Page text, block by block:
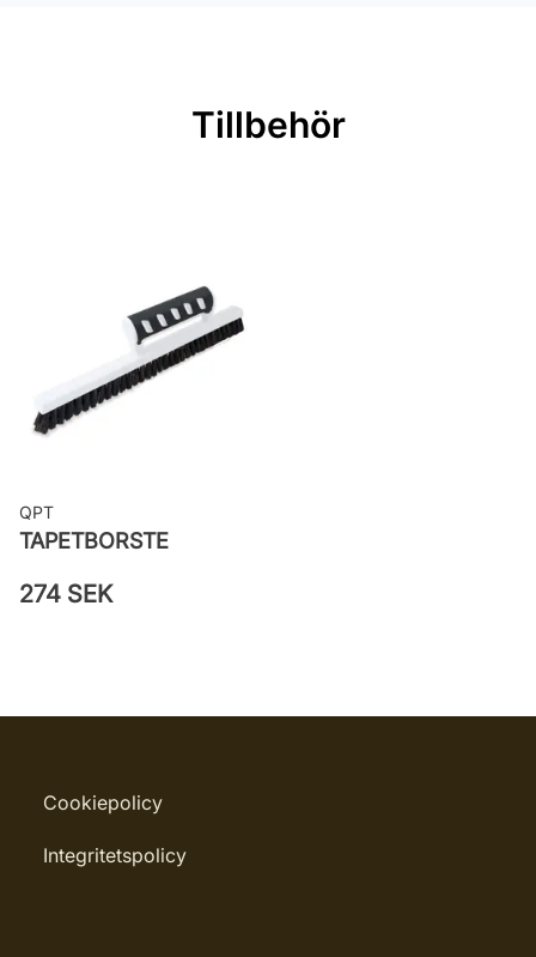
Rullängd: 10,05 m
väggen
Leverantörens artikelnummer: 7061
Tillbehör
QPT
TAPETBORSTE
274 SEK
Cookiepolicy
Integritetspolicy